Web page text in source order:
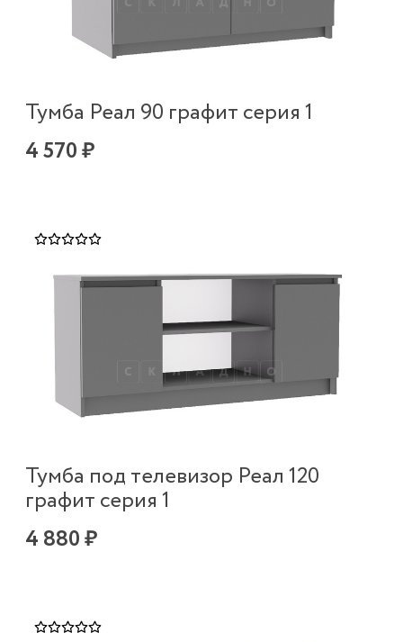
Тумба Реал 90 графит серия 1
4 570 ₽
Тумба под телевизор Реал 120
графит серия 1
4 880 ₽